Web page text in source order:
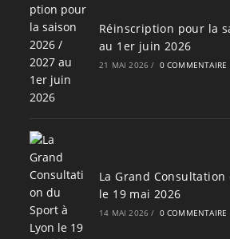
Réinscription pour la
au 1er juin 2026
21 MAI 2026 / 0 COMMENTAIRE
La Grand Consultation
le 19 mai 2026
14 MAI 2026 / 0 COMMENTAIRE